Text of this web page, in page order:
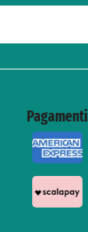
Pagamenti